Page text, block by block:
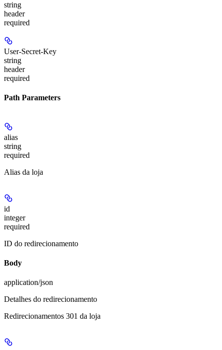
string
header
required
User-Secret-Key
string
header
required
Path Parameters
alias
string
required
Alias da loja
id
integer
required
ID do redirecionamento
Body
application/json
Detalhes do redirecionamento
Redirecionamentos 301 da loja